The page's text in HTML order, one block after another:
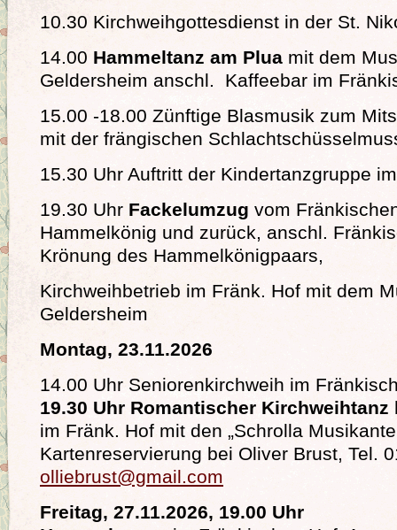
10.30 Kirchweihgottesdienst in der St.
14.00 Hammeltanz am Plua mit dem
Geldersheim anschl. Kaffeebar im
15.00 -18.00 Zünftige Blasmusik zum
mit der frängischen
15.30 Uhr Auftritt der Kindertanzgruppe
19.30 Uhr Fackelumzug vom
Hammelkönig und zurück, anschl.
Krönung des Hammelkönigpaars,
Kirchweihbetrieb im Fränk. Hof mit dem
Geldersheim
Montag, 23.11.2026
14.00 Uhr Seniorenkirchweih im
19.30 Uhr Romantischer
im Fränk. Hof mit den „Schrolla
Kartenreservierung bei Oliver Brust, Tel.
olliebrust@gmail.com
Freitag, 27.11.2026, 19.00 Uhr